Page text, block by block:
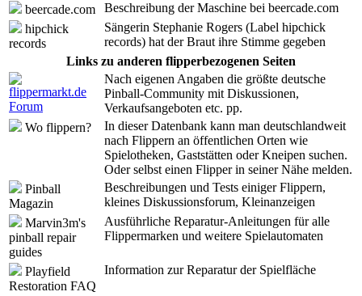
beercade.com
Beschreibung der Maschine bei beercade.com
hipchick
records
Sängerin Stephanie Rogers (Label hipchick
records) hat der Braut ihre Stimme gegeben
Links zu anderen flipperbezogenen Seiten
flippermarkt.de
Forum
Nach eigenen Angaben die größte deutsche
Pinball-Community mit Diskussionen,
Verkaufsangeboten etc. pp.
Wo flippern?
In dieser Datenbank kann man deutschlandweit
nach Flippern an öffentlichen Orten wie
Spielotheken, Gaststätten oder Kneipen suchen.
Oder selbst einen Flipper in seiner Nähe melden.
Pinball
Magazin
Beschreibungen und Tests einiger Flippern,
kleines Diskussionsforum, Kleinanzeigen
Marvin3m's
pinball repair
guides
Ausführliche Reparatur-Anleitungen für alle
Flippermarken und weitere Spielautomaten
Playfield
Restoration FAQ
Information zur Reparatur der Spielfläche